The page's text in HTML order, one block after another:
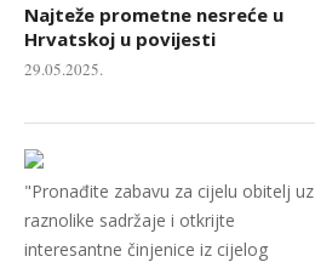
Najteže prometne nesreće u
Hrvatskoj u povijesti
29.05.2025.
"Pronađite zabavu za cijelu obitelj uz
raznolike sadržaje i otkrijte
interesantne činjenice iz cijelog